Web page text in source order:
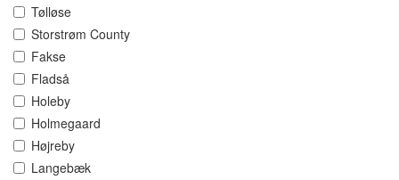
Tølløse
Storstrøm County
Fakse
Fladså
Holeby
Holmegaard
Højreby
Langebæk